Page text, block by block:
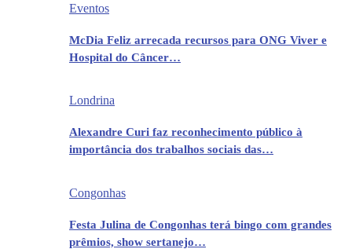
Eventos
McDia Feliz arrecada recursos para ONG Viver e
Hospital do Câncer…
Londrina
Alexandre Curi faz reconhecimento público à
importância dos trabalhos sociais das…
Congonhas
Festa Julina de Congonhas terá bingo com grandes
prêmios, show sertanejo…